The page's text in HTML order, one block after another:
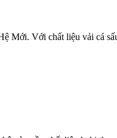
Mới. Với chất liệu vải cá